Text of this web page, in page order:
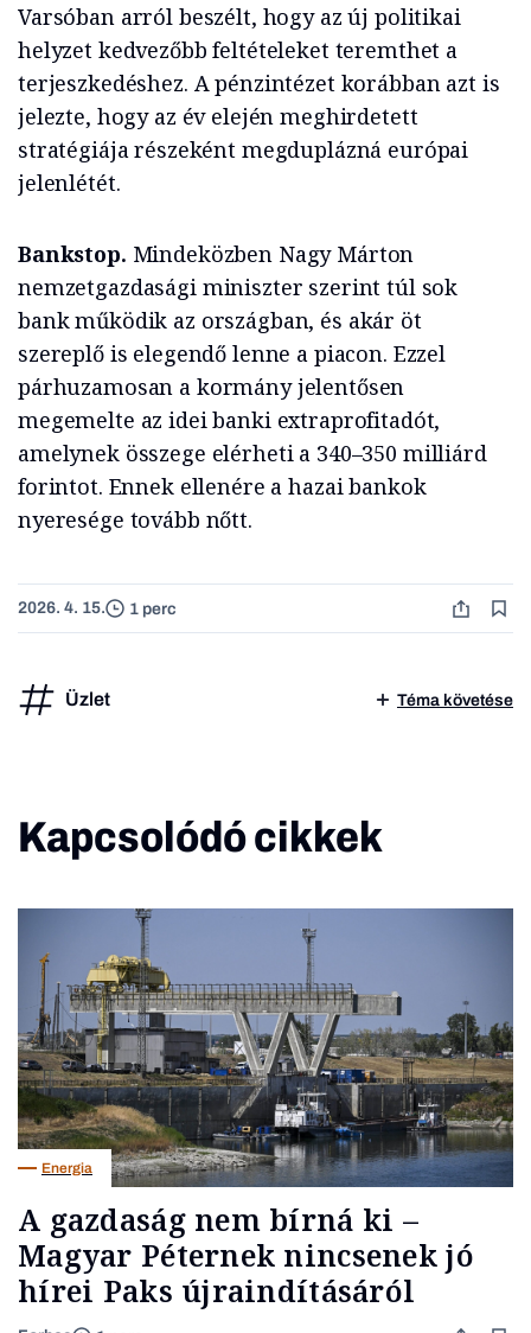
Varsóban arról beszélt, hogy az új politikai
helyzet kedvezőbb feltételeket teremthet a
terjeszkedéshez. A pénzintézet korábban azt is
jelezte, hogy az év elején meghirdetett
stratégiája részeként megduplázná európai
jelenlétét.
Bankstop. Mindeközben Nagy Márton
nemzetgazdasági miniszter szerint túl sok
bank működik az országban, és akár öt
szereplő is elegendő lenne a piacon. Ezzel
párhuzamosan a kormány jelentősen
megemelte az idei banki extraprofitadót,
amelynek összege elérheti a 340–350 milliárd
forintot. Ennek ellenére a hazai bankok
nyeresége tovább nőtt.
2026. 4. 15. 1 perc
Üzlet Téma követése
Kapcsolódó cikkek
Energia
A gazdaság nem bírná ki –
Magyar Péternek nincsenek jó
hírei Paks újraindításáról